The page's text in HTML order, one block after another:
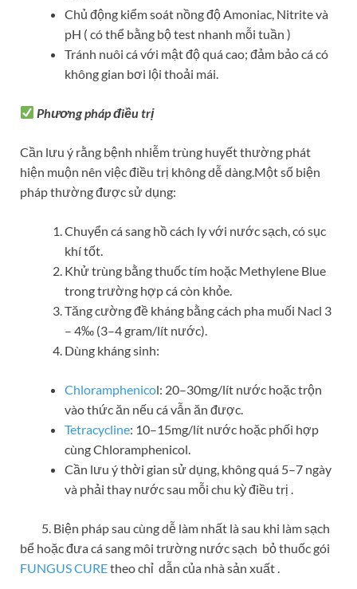
Chủ động kiểm soát nồng độ Amoniac, Nitrite và
pH ( có thể bằng bộ test nhanh mỗi tuần )
Tránh nuôi cá với mật độ quá cao; đảm bảo cá có
không gian bơi lội thoải mái.
Phương pháp điều trị
Cần lưu ý rằng bệnh nhiễm trùng huyết thường phát
hiện muộn nên việc điều trị không dễ dàng.Một số biện
pháp thường được sử dụng:
Chuyển cá sang hồ cách ly với nước sạch, có sục
khí tốt.
Khử trùng bằng thuốc tím hoặc Methylene Blue
trong trường hợp cá còn khỏe.
Tăng cường đề kháng bằng cách pha muối Nacl 3
– 4‰ (3–4 gram/lít nước).
Dùng kháng sinh:
Chloramphenicol: 20–30mg/lít nước hoặc trộn
vào thức ăn nếu cá vẫn ăn được.
Tetracycline: 10–15mg/lít nước hoặc phối hợp
cùng Chloramphenicol.
Cần lưu ý thời gian sử dụng, không quá 5–7 ngày
và phải thay nước sau mỗi chu kỳ điều trị .
5. Biện pháp sau cùng dễ làm nhất là sau khi làm sạch
bể hoặc đưa cá sang môi trường nước sạch bỏ thuốc gói
FUNGUS CUREtheo chỉ dẫn của nhà sản xuất .